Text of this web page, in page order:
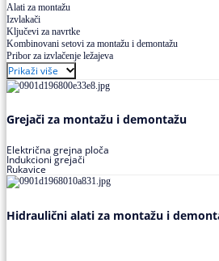
Alati za montažu
Izvlakači
Ključevi za navrtke
Kombinovani setovi za montažu i demontažu
Pribor za izvlačenje ležajeva
Prikaži više
Grejači za montažu i demontažu
Električna grejna ploča
Indukcioni grejači
Rukavice
Hidraulični alati za montažu i